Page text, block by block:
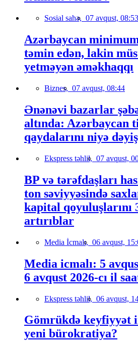
Sosial sahə, 07 avqust, 08:53
Azərbaycan
təmin edən, lakin
yetməyən əməkhaqqı
Biznes, 07 avqust, 08:44
Ənənəvi bazarlar
altında: Azərbaycan
qaydalarını niyə
Ekspress təhlil, 07 avqust,
BP və tərəfdaşları
ton səviyyəsində
kapital qoyuluşlarını
artırıblar
Media İcmalı, 06 avqust,
Media icmalı: 5
6 avqust 2026-cı il
Ekspress təhlil, 06 avqust,
Gömrükdə keyfiyyət
yeni bürokratiya?